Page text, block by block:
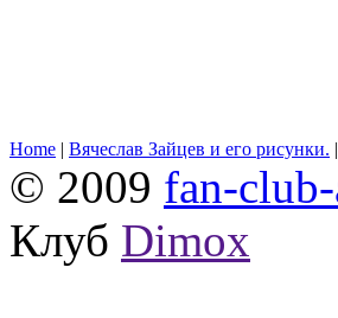
Home | Вячеслав Зайцев и его рисунки. |
© 2009 fan-
Клуб Dimox